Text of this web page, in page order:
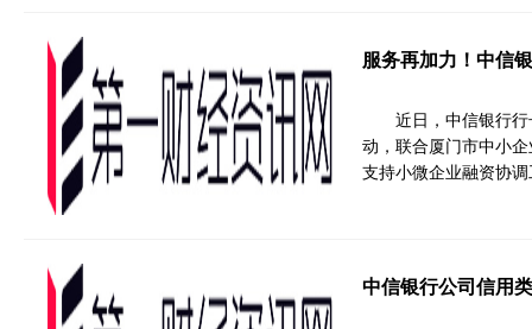
服务再加力！中信
近日，中信银行
动，联合厦门市中小
支持小微企业融资协
中信银行公司信用